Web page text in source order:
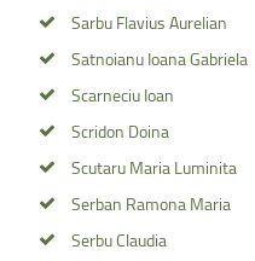
Sarbu Flavius Aurelian
Satnoianu Ioana Gabriela
Scarneciu Ioan
Scridon Doina
Scutaru Maria Luminita
Serban Ramona Maria
Serbu Claudia